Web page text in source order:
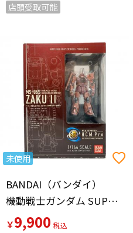
店頭受取可能
未使用
BANDAI（バンダイ）
機動戦士ガンダム SUPER HCM-Pro シャア専用ザク MS-06S フィギュア μ
￥9,900